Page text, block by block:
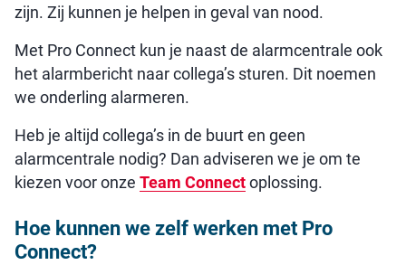
zijn. Zij kunnen je helpen in geval van nood.
Met Pro Connect kun je naast de alarmcentrale ook
het alarmbericht naar collega’s sturen. Dit noemen
we onderling alarmeren.
Heb je altijd collega’s in de buurt en geen
alarmcentrale nodig? Dan adviseren we je om te
kiezen voor onze Team Connectoplossing.
Hoe kunnen we zelf werken met Pro
Connect?